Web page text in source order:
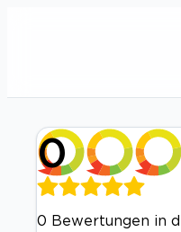
0
0 Bewertungen in